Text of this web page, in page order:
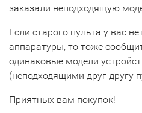
заказали неподходящую
Если старого пульта у вас
аппаратуры, то тоже
одинаковые модели
(неподходящими друг другу
Приятных вам покупок!